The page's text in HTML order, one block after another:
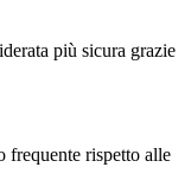
più sicura grazie
frequente rispetto alle